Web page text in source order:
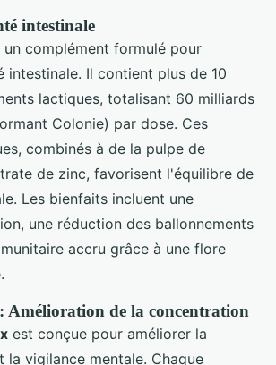
intestinale
un complément formulé pour
intestinale. Il contient plus de 10
lactiques, totalisant 60 milliards
Colonie) par dose. Ces
combinés à de la pulpe de
de zinc, favorisent l'équilibre de
Les bienfaits incluent une
une réduction des ballonnements
accru grâce à une flore
Amélioration de la concentration
est conçue pour améliorer la
la vigilance mentale. Chaque